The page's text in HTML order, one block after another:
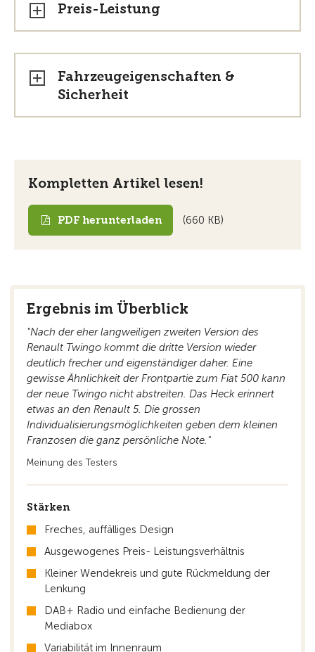
Preis-Leistung
Fahrzeugeigenschaften &
Sicherheit
Kompletten Artikel lesen!
PDF herunterladen (660 KB)
Ergebnis im Überblick
"Nach der eher langweiligen zweiten Version des
Renault Twingo kommt die dritte Version wieder
deutlich frecher und eigenständiger daher. Eine
gewisse Ähnlichkeit der Frontpartie zum Fiat 500 kann
der neue Twingo nicht abstreiten. Das Heck erinnert
etwas an den Renault 5. Die grossen
Individualisierungsmöglichkeiten geben dem kleinen
Franzosen die ganz persönliche Note."
Meinung des Testers
Stärken
Freches, auffälliges Design
Ausgewogenes Preis- Leistungsverhältnis
Kleiner Wendekreis und gute Rückmeldung der
Lenkung
DAB+ Radio und einfache Bedienung der
Mediabox
Variabilität im Innenraum